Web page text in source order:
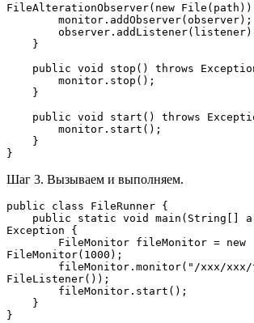
FileAlterationObserver(new
        monitor.addObserver(observer);
    }
public void stop() throws
        monitor.stop();
    }
public void start() throws
        monitor.start();
    }
}
Шаг 3. Вызываем и выполняем.
public class FileRunner {
Exception {
FileMonitor(1000);
FileListener());
        fileMonitor.start();
    }
}